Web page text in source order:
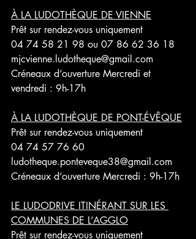
À LA LUDOTHÈQUE DE VIENNE
Prêt sur rendez-vous uniquement
04 74 58 21 98 ou 07 86 62 36 18
mjcvienne.ludotheque@gmail.com
Créneaux d’ouverture Mercredi et
vendredi : 9h-17h
À LA LUDOTHÈQUE DE PONT-ÉVÊQUE
Prêt sur rendez-vous uniquement
04 74 57 76 60
ludotheque.ponteveque38@gmail.com
Créneaux d’ouverture Mercredi : 9h-17h
LE LUDODRIVE ITINÉRANT SUR LES
COMMUNES DE L’AGGLO
Prêt sur rendez-vous uniquement